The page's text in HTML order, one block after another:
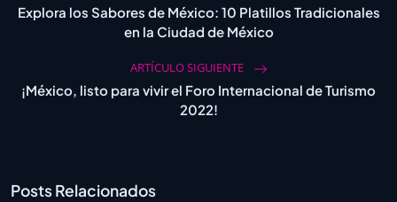
Explora los Sabores de México: 10 Platillos Tradicionales
en la Ciudad de México
ARTÍCULO SIGUIENTE
¡México, listo para vivir el Foro Internacional de Turismo
2022!
Posts Relacionados